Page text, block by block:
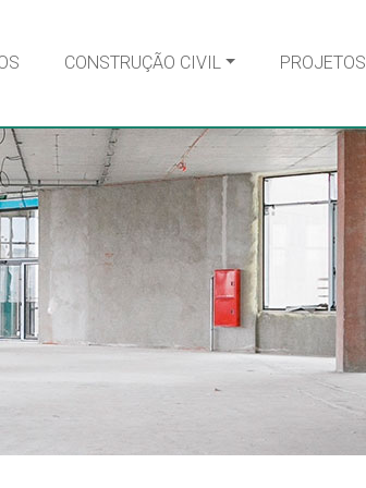
CONSTRUÇÃO CIVIL PROJETOS